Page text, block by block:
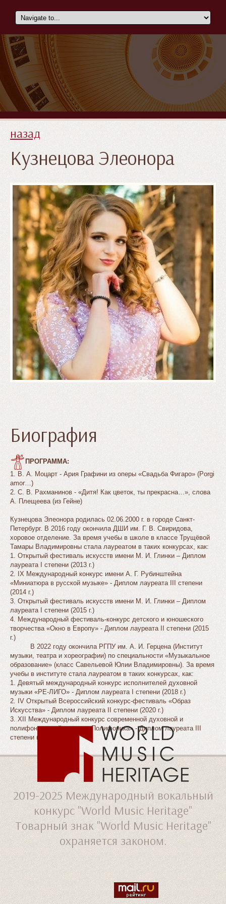
назад
Кузнецова Элеонора
Биография
ПРОГРАММА:
1. В. А. Моцарт - Ария Графини из оперы «Свадьба Фигаро» (Porgi
amor…)
2. С. В. Рахманинов - «Дитя! Как цветок, ты прекрасна…», слова
А. Плещеева (из Гейне)
Кузнецова Элеонора родилась 02.06.2000 г. в городе Санкт-
Петербург. В 2016 году окончила ДШИ им. Г. В. Свиридова,
хоровое отделение. За время учебы в школе в классе Трущёвой
Тамары Владимировны стала лауреатом в таких конкурсах, как:
1. Открытый фестиваль искусств имени М. И. Глинки – Диплом
лауреата I степени (2013 г.)
2. IX Международный конкурс имени А. Г. Рубинштейна
«Миниатюра в русской музыке» - Диплом лауреата III степени
(2014 г.)
3. Открытый фестиваль искусств имени М. И. Глинки – Диплом
лауреата I степени (2015 г.)
4. Международный фестиваль-конкурс детского и юношеского
творчества «Окно в Европу» - Диплом лауреата II степени (2015
г.)
В 2022 году окончила РГПУ им. А. И. Герцена (Институт
музыки, театра и хореографии) по специальности «Музыкальное
образование» (класс Савельевой Юлии Владимировны). За время
учебы в институте стала лауреатом в таких конкурсах, как:
1. Девятый международный конкурс исполнителей духовной
музыки «РЕ-ЛИГО» - Диплом лауреата I степени (2018 г.)
2. IV Открытый Всероссийский конкурс-фестиваль «Образ
Искусства» - Диплом лауреата II степени (2020 г.)
3. XII Международный конкурс современной духовной и
полифонической музыки «Полифоника» - Диплом лауреата III
степени (2021 г.)
2019-2025Международный вокальный
конкурс "World Music Heritage"
Товарный знак "World Music Heritage"
охраняется законом.